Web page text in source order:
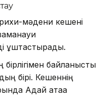
мәдени кешені
ұштастырады.
байланысты
бірі. Кешеннің
Адай атаға